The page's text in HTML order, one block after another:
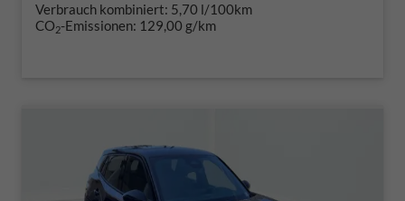
Verbrauch kombiniert: 5,70 l/100km
CO2-Emissionen: 129,00 g/km